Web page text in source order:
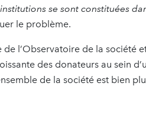
se sont constituées
le problème.
de l’Observatoire de la société
des donateurs au sein
de la société est bien